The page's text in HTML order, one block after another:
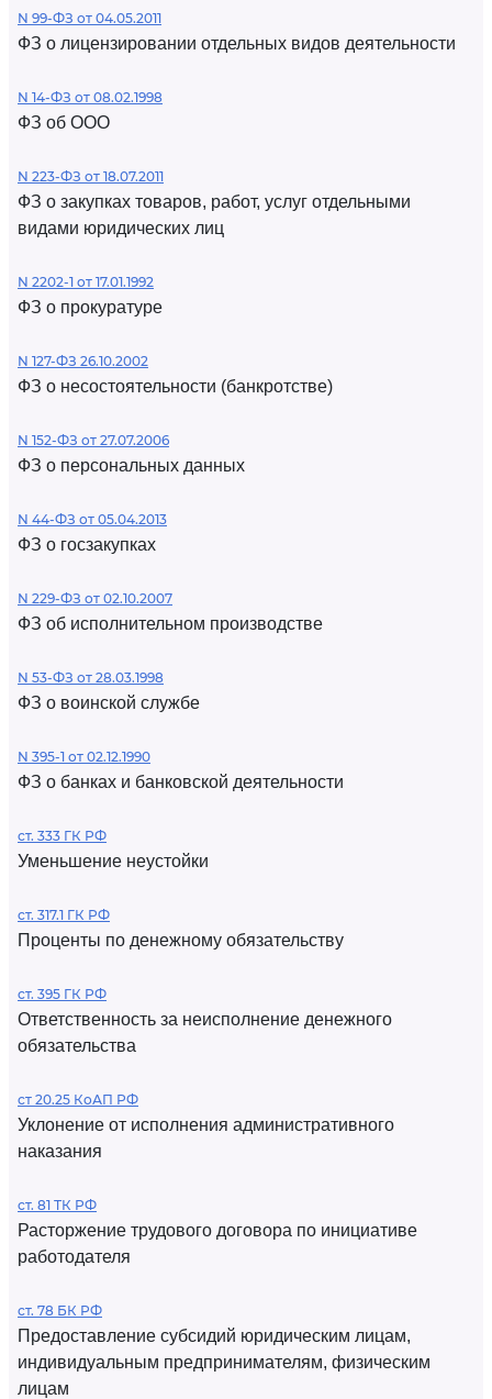
N 99-ФЗ от 04.05.2011
ФЗ о лицензировании отдельных видов деятельности
N 14-ФЗ от 08.02.1998
ФЗ об ООО
N 223-ФЗ от 18.07.2011
ФЗ о закупках товаров, работ, услуг отдельными
видами юридических лиц
N 2202-1 от 17.01.1992
ФЗ о прокуратуре
N 127-ФЗ 26.10.2002
ФЗ о несостоятельности (банкротстве)
N 152-ФЗ от 27.07.2006
ФЗ о персональных данных
N 44-ФЗ от 05.04.2013
ФЗ о госзакупках
N 229-ФЗ от 02.10.2007
ФЗ об исполнительном производстве
N 53-ФЗ от 28.03.1998
ФЗ о воинской службе
N 395-1 от 02.12.1990
ФЗ о банках и банковской деятельности
ст. 333 ГК РФ
Уменьшение неустойки
ст. 317.1 ГК РФ
Проценты по денежному обязательству
ст. 395 ГК РФ
Ответственность за неисполнение денежного
обязательства
ст 20.25 КоАП РФ
Уклонение от исполнения административного
наказания
ст. 81 ТК РФ
Расторжение трудового договора по инициативе
работодателя
ст. 78 БК РФ
Предоставление субсидий юридическим лицам,
индивидуальным предпринимателям, физическим
лицам